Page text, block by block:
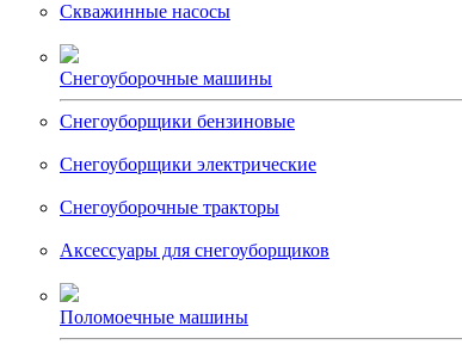
Скважинные насосы
Снегоуборочные машины
Снегоуборщики бензиновые
Снегоуборщики электрические
Снегоуборочные тракторы
Аксессуары для снегоуборщиков
Поломоечные машины